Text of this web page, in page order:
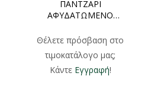
ΠΑΝΤΖΑΡΙ
ΑΦΥΔΑΤΩΜΕΝΟ
1000gr
Θέλετε πρόσβαση στο
τιμοκατάλογο μας;
Κάντε Εγγραφή!